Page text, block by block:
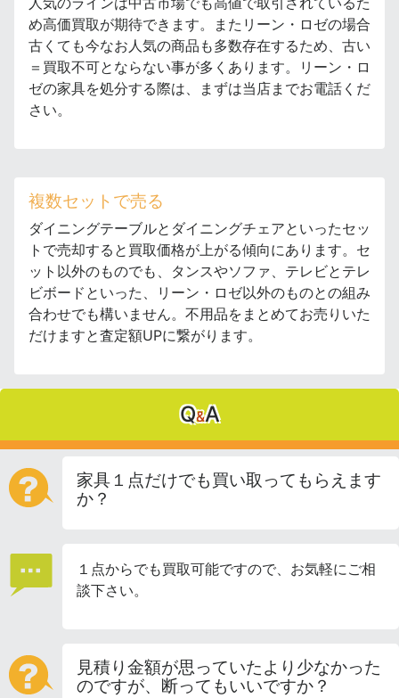
め高価買取が期待できます。またリーン・ロゼの場合
古くても今なお人気の商品も多数存在するため、古い
＝買取不可とならない事が多くあります。リーン・ロ
ゼの家具を処分する際は、まずは当店までお電話くだ
さい。
複数セットで売る
ダイニングテーブルとダイニングチェアといったセッ
トで売却すると買取価格が上がる傾向にあります。セ
ット以外のものでも、タンスやソファ、テレビとテレ
ビボードといった、リーン・ロゼ以外のものとの組み
合わせでも構いません。不用品をまとめてお売りいた
だけますと査定額UPに繋がります。
Q&A
家具１点だけでも買い取ってもらえます
か？
１点からでも買取可能ですので、お気軽にご相
談下さい。
見積り金額が思っていたより少なかった
のですが、断ってもいいですか？